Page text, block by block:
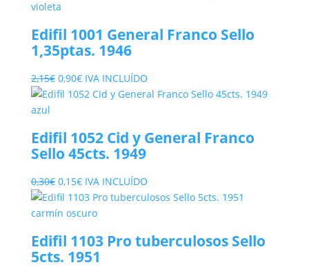
10,00€.3,90€.
Edifil 1001 General Franco Sello
1,35ptas. 1946
2,15€ El
precio
2,15€.
0,90€El
precio
0,90€.
IVA INCLUÍDO
Edifil 1052 Cid y General Franco
Sello 45cts. 1949
0,30€ El
precio
original
0,30€.
0,15€El
precio
actual
0,15€.
IVA INCLUÍDO
Edifil 1103 Pro tuberculosos Sello
5cts. 1951